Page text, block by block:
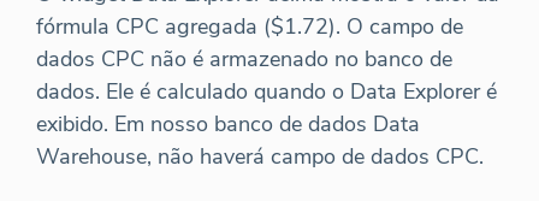
fórmula CPC agregada ($1.72). O campo de
dados CPC não é armazenado no banco de
dados. Ele é calculado quando o Data Explorer é
exibido. Em nosso banco de dados Data
Warehouse, não haverá campo de dados CPC.